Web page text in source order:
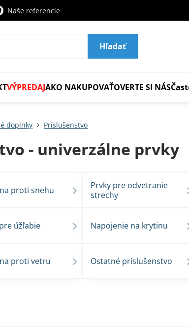
Naše referencie
Hľadať
VÝPREDAJAKO NAKUPOVAŤOVERTE SI NÁS
doplnky Príslušenstvo
- univerzálne prvky
proti snehu
Prvky pre odvetranie
strechy
úžľabie Napojenie na krytinu
proti vetru Ostatné príslušenstvo